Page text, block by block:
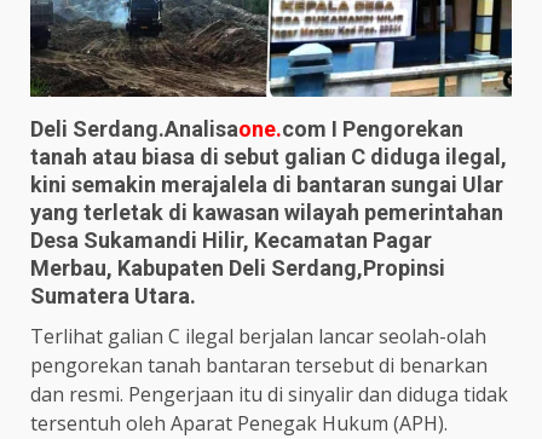
Deli Serdang.Analisaone.com I Pengorekan
tanah atau biasa di sebut galian C diduga ilegal,
kini semakin merajalela di bantaran sungai Ular
yang terletak di kawasan wilayah pemerintahan
Desa Sukamandi Hilir, Kecamatan Pagar
Merbau, Kabupaten Deli Serdang,Propinsi
Sumatera Utara.
Terlihat galian C ilegal berjalan lancar seolah-olah
pengorekan tanah bantaran tersebut di benarkan
dan resmi. Pengerjaan itu di sinyalir dan diduga tidak
tersentuh oleh Aparat Penegak Hukum (APH).